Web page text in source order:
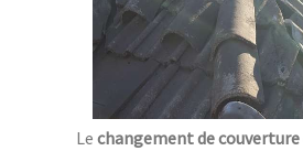
Le changement de couverture